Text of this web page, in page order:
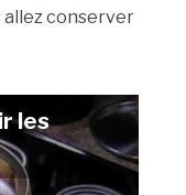
allez conserver
les